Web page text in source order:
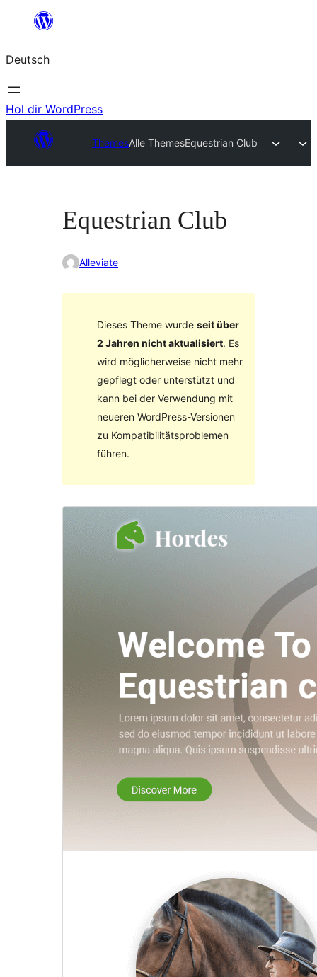
springen
Deutsch
Hol dir WordPress
ThemesAlle ThemesEquestrian Club
Equestrian Club
Alleviate
Dieses Theme wurde seit über
2 Jahren nicht aktualisiert. Es
wird möglicherweise nicht mehr
gepflegt oder unterstützt und
kann bei der Verwendung mit
neueren WordPress-Versionen
zu Kompatibilitätsproblemen
führen.